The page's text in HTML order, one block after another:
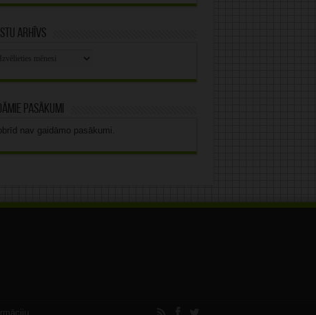
arhīvs
pasākumi
nav gaidāmo pasākumi.